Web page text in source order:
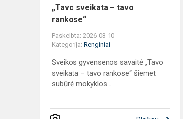
„Tavo sveikata – tavo
rankose“
Paskelbta: 2026-03-10
Kategorija: Renginiai
Sveikos gyvensenos savaitė „Tavo
sveikata – tavo rankose“ šiemet
subūrė mokyklos...